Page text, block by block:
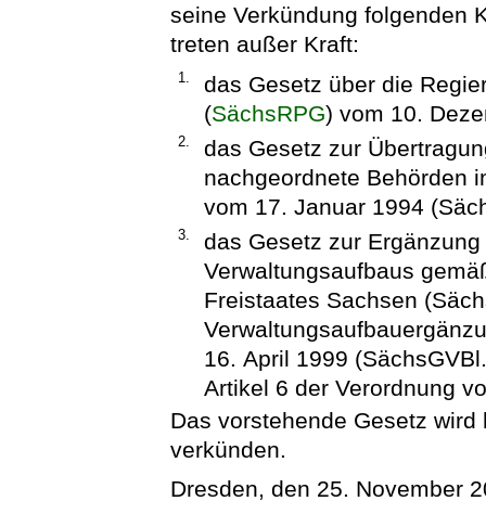
seine Verkündung folgenden
treten außer Kraft:
1.
das Gesetz über die
(SächsRPG) vom 10.
2.
das Gesetz zur
nachgeordnete Behörden
vom 17. Januar 1994
3.
das Gesetz zur
Verwaltungsaufbaus
Freistaates Sachsen
16. April 1999
Artikel 6 der Verordnung
Das vorstehende Gesetz
verkünden.
Dresden, den 25. November